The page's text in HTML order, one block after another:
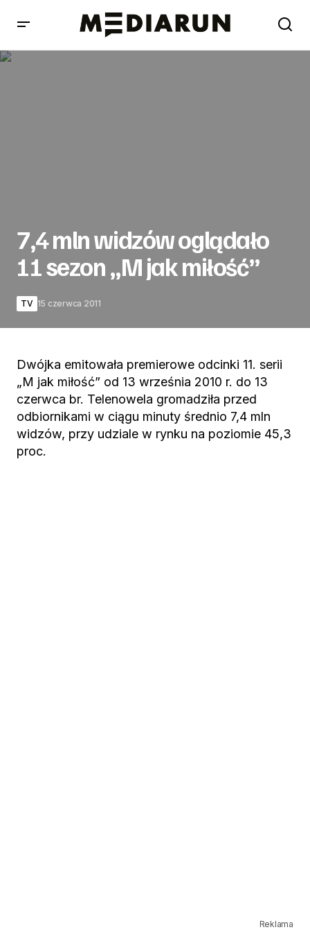
7,4 mln widzów oglądało
11 sezon „M jak miłość”
TV 15 czerwca 2011
Dwójka emitowała premierowe odcinki 11. serii
„M jak miłość” od 13 września 2010 r. do 13
czerwca br. Telenowela gromadziła przed
odbiornikami w ciągu minuty średnio 7,4 mln
widzów, przy udziale w rynku na poziomie 45,3
proc.
Reklama